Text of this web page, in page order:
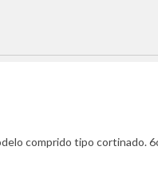
comprido tipo cortinado.